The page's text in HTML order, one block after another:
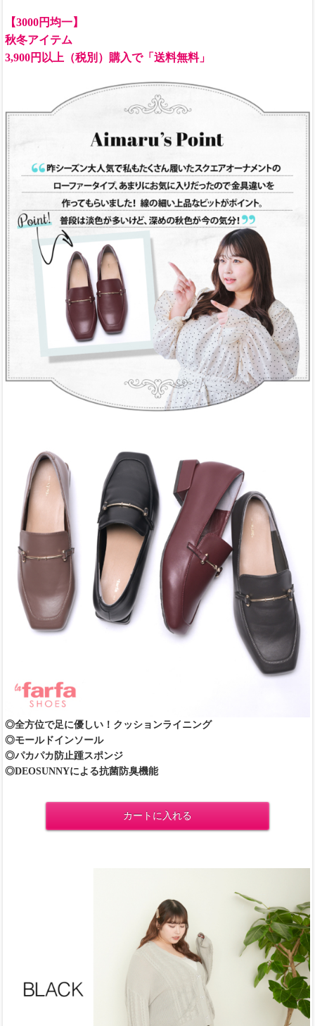
【3000円均一】
秋冬アイテム
3,900円以上（税別）購入で「送料無料」
◎全方位で足に優しい！クッションライニング
◎モールドインソール
◎パカパカ防止踵スポンジ
◎DEOSUNNYによる抗菌防臭機能
カートに入れる